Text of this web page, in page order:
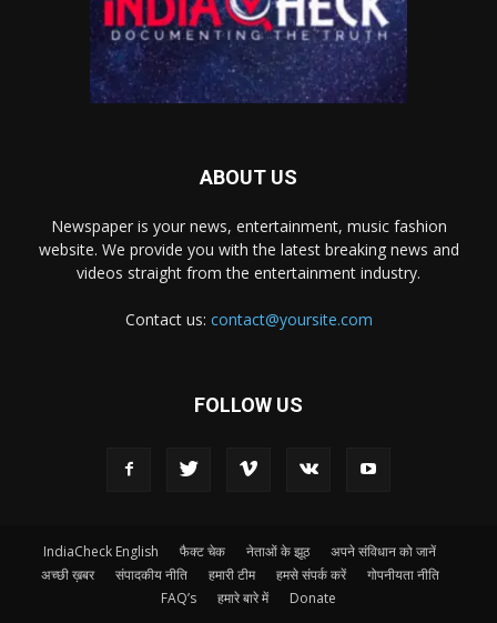
ABOUT US
Newspaper is your news, entertainment, music fashion
website. We provide you with the latest breaking news and
videos straight from the entertainment industry.
Contact us: contact@yoursite.com
FOLLOW US
IndiaCheck English फैक्ट चेक नेताओं के झूठ
अपने संविधान को जानें
अच्छी ख़बर
संपादकीय नीति हमारी टीम हमसे संपर्क करें
गोपनीयता नीति
FAQ’s
हमारे बारे में Donate